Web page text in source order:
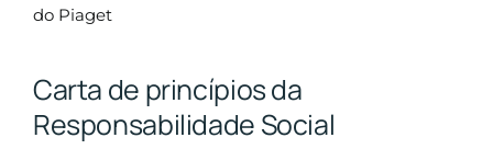
do Piaget
Carta de princípios da
Responsabilidade Social